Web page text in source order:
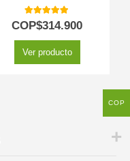
5.00out of 5
COP$314.900
Ver producto
COP